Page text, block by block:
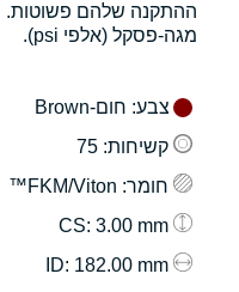
ההתקנה שלהם פשוטות.
מגה-פסקל (אלפי psi).
צבע: חום-Brown
קשיחות: 75
חומר: FKM/Viton™
: 3.00 mm
: 182.00 mm